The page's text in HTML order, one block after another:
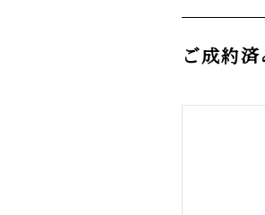
ご成約済